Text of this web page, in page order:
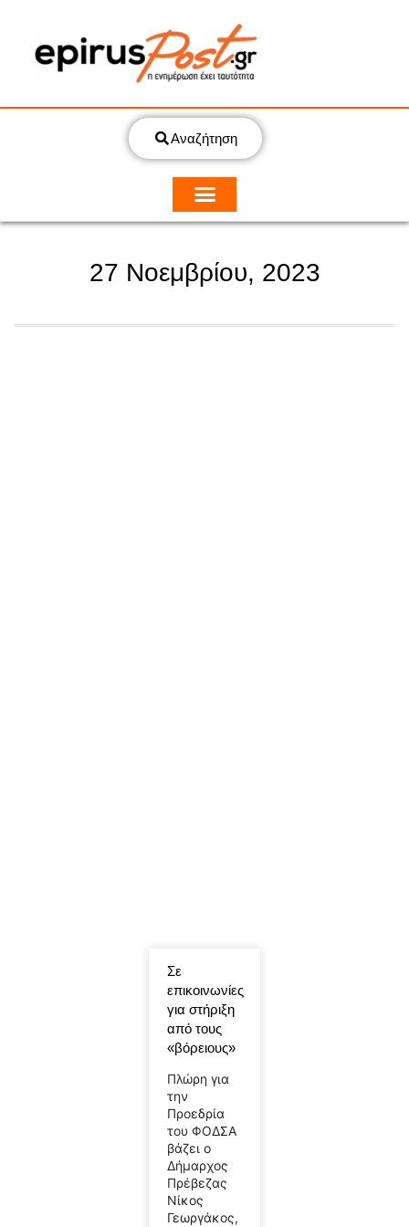
Αναζήτηση
27 Νοεμβρίου, 2023
Σε
επικοινωνίες
για στήριξη
από τους
«βόρειους»
Πλώρη για
την
Προεδρία
του ΦΟΔΣΑ
βάζει ο
Δήμαρχος
Πρέβεζας
Νίκος
Γεωργάκος,